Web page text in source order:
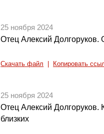
25 ноября 2024
Отец Алексий Долгоруков.
Скачать файл Копировать
25 ноября 2024
Отец Алексий Долгоруков.
близких